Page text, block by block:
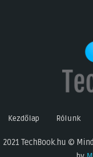
Kezdőlap Rólunk
2021 TechBook.hu ©